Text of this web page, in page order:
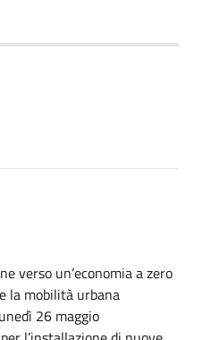
verso un’economia a zero
la mobilità urbana
26 maggio